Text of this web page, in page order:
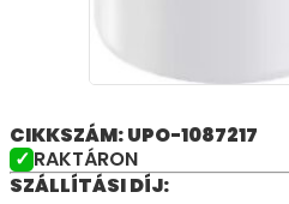
CIKKSZÁM: UPO-1087217
RAKTÁRON
SZÁLLÍTÁSI DÍJ: